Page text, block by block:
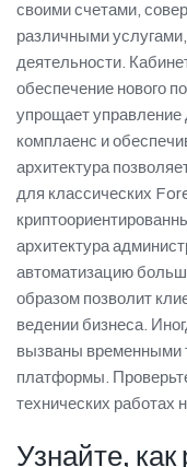
своими счетами,
различными
деятельности.
обеспечение нового
упрощает
комплаенс и
архитектура
для классических
архитектура
автоматизацию
образом позволит
ведении бизнеса.
вызваны временными
платформы.
технических работах
Узнайте, как